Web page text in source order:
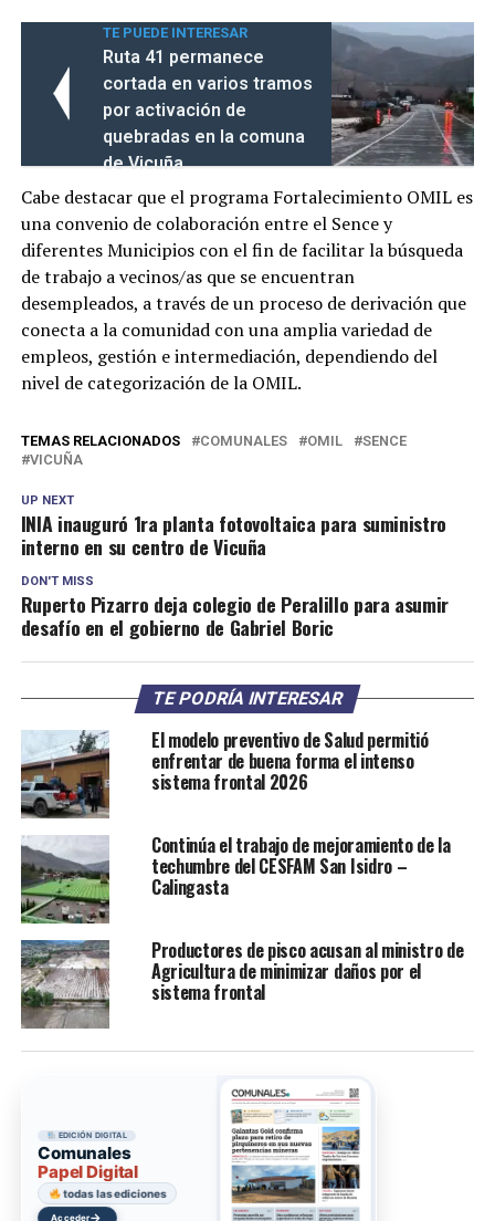
TE PUEDE INTERESAR
Ruta 41 permanece
cortada en varios tramos
por activación de
quebradas en la comuna
de Vicuña
Cabe destacar que el programa Fortalecimiento OMIL es
una convenio de colaboración entre el Sence y
diferentes Municipios con el fin de facilitar la búsqueda
de trabajo a vecinos/as que se encuentran
desempleados, a través de un proceso de derivación que
conecta a la comunidad con una amplia variedad de
empleos, gestión e intermediación, dependiendo del
nivel de categorización de la OMIL.
TEMAS RELACIONADOS COMUNALES OMIL
SENCE
VICUÑA
UP NEXT
INIA inauguró 1ra planta fotovoltaica para suministro
interno en su centro de Vicuña
DON'T MISS
Ruperto Pizarro deja colegio de Peralillo para asumir
desafío en el gobierno de Gabriel Boric
TE PODRÍA INTERESAR
El modelo preventivo de Salud permitió
enfrentar de buena forma el intenso
sistema frontal 2026
Continúa el trabajo de mejoramiento de la
techumbre del CESFAM San Isidro –
Calingasta
Productores de pisco acusan al ministro de
Agricultura de minimizar daños por el
sistema frontal
EDICIÓN DIGITAL
Comunales
Papel Digital
todas las ediciones
Acceder→